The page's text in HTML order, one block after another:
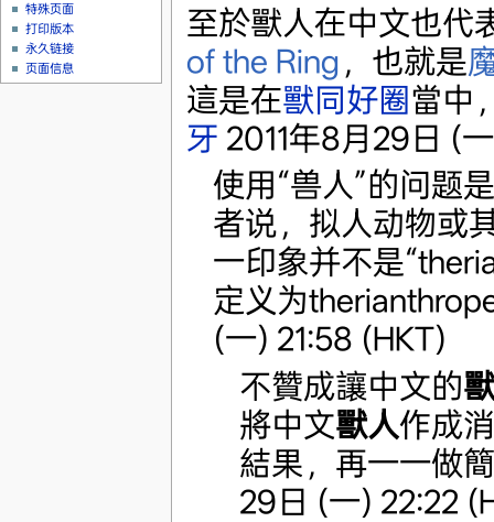
至於獸人在中文也代
of the Ring ，也就是
這是在獸同好圈當中
牙 2011年8月29日 (
使用“兽人”的问题
者说，拟人动物或
一印象并不是
定义为
(一) 21:58 (HKT)
不贊成讓中文的
將中文獸人作成
結果，再一一做
29日 (一) 22:22
特殊页面
打印版本
永久链接
页面信息